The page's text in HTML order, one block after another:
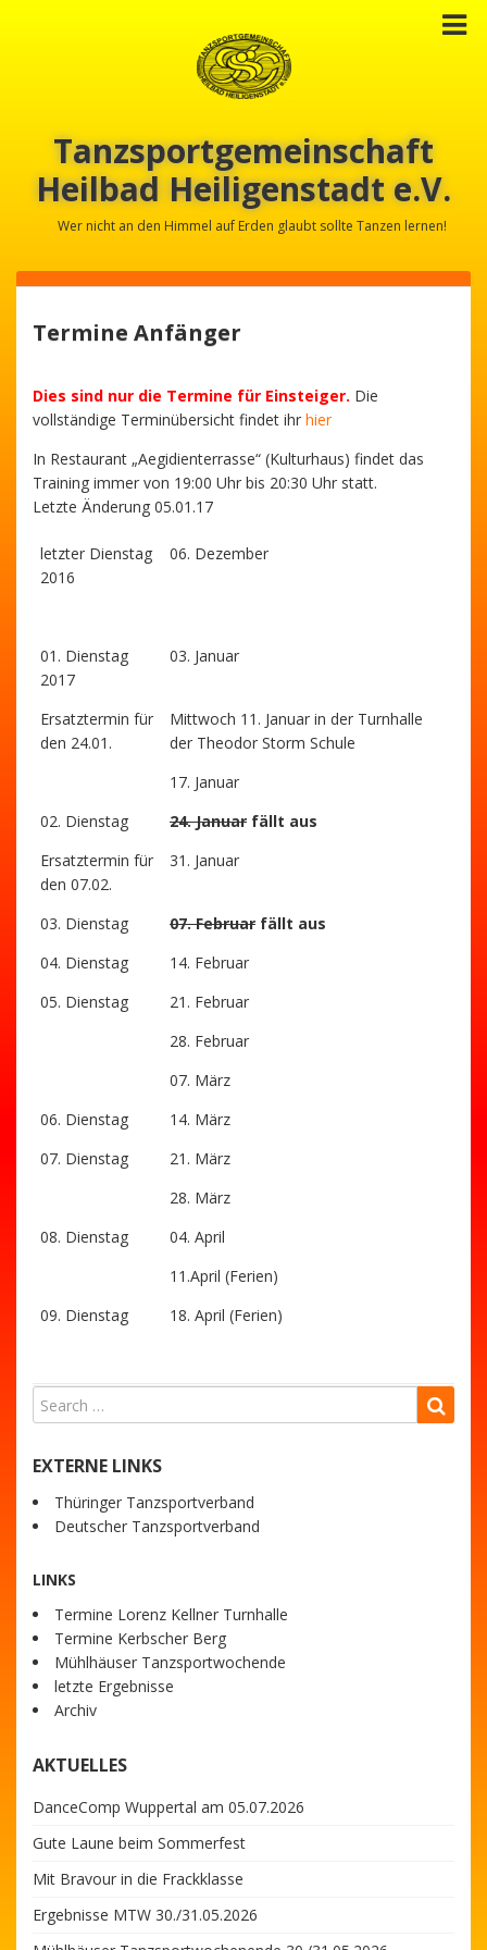
Tanzsportgemeinschaft
Heilbad Heiligenstadt e.V.
Wer nicht an den Himmel auf Erden glaubt sollte Tanzen lernen!
Termine Anfänger
Dies sind nur die Termine für Einsteiger. Die
vollständige Terminübersicht findet ihr hier
In Restaurant „Aegidienterrasse“ (Kulturhaus) findet das
Training immer von 19:00 Uhr bis 20:30 Uhr statt.
Letzte Änderung 05.01.17
letzter Dienstag
2016
06. Dezember
01. Dienstag
2017
03. Januar
Ersatztermin für
den 24.01.
Mittwoch 11. Januar in der Turnhalle
der Theodor Storm Schule
17. Januar
02. Dienstag
24. Januar fällt aus
Ersatztermin für
den 07.02.
31. Januar
03. Dienstag 07. Februar fällt aus
04. Dienstag
14. Februar
05. Dienstag
21. Februar
28. Februar
07. März
06. Dienstag
14. März
07. Dienstag
21. März
28. März
08. Dienstag
04. April
11.April (Ferien)
09. Dienstag
18. April (Ferien)
EXTERNE LINKS
Thüringer Tanzsportverband
Deutscher Tanzsportverband
LINKS
Termine Lorenz Kellner Turnhalle
Termine Kerbscher Berg
Mühlhäuser Tanzsportwochende
letzte Ergebnisse
Archiv
AKTUELLES
DanceComp Wuppertal am 05.07.2026
Gute Laune beim Sommerfest
Mit Bravour in die Frackklasse
Ergebnisse MTW 30./31.05.2026